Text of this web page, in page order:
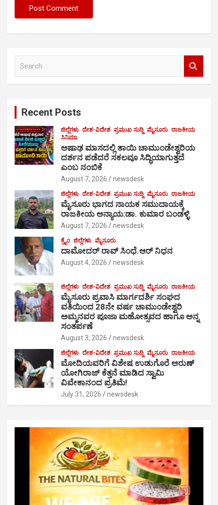
Recent Posts
ಜಿಲ್ಲೆಗಳು ದೇಶ-ವಿದೇಶ ಪ್ರಮುಖ ಸುದ್ದಿ ಮೈಸೂರು ರಾಜಕೀಯ
ಸಿನಿಮಾ
ಆಷಾಢ ಮಾಸದಲ್ಲಿ ತಾಯಿ ಚಾಮುಂಡೇಶ್ವರಿಯ
ದರ್ಶನ ಪಡೆದರೆ ಸಕಲವೂ ಸಿದ್ಧಿಯಾಗುತ್ತದೆ
ಎಂಬ ನಂಬಿಕೆ
August 7, 2026 newsdesk
ಜಿಲ್ಲೆಗಳು ದೇಶ-ವಿದೇಶ ಪ್ರಮುಖ ಸುದ್ದಿ ಮೈಸೂರು ರಾಜಕೀಯ
ಮೈಸೂರು ಭಾಗದ ನಾಯಕ ಸಮುದಾಯಕ್ಕೆ
ರಾಜಕೀಯ ಅನ್ಯಾಯ:ಡಾ. ಕುಮಾರ ಬಂಡಳ್ಳಿ
August 7, 2026 newsdesk
ಕ್ರೈಂ ಜಿಲ್ಲೆಗಳು ಮೈಸೂರು
ದಾಮೋದರ್ ರಾವ್ ಸಿಂಧೆ.ಆರ್ ನಿಧನ
August 4, 2026 newsdesk
ಜಿಲ್ಲೆಗಳು ದೇಶ-ವಿದೇಶ ಪ್ರಮುಖ ಸುದ್ದಿ ಮೈಸೂರು ರಾಜಕೀಯ
ಮೈಸೂರು ಪ್ರವಾಸಿ ಮಾರ್ಗದರ್ಶಿ ಸಂಘದ
ವತಿಯಿಂದ 28ನೇ ವರ್ಷ ಚಾಮುಂಡೇಶ್ವರಿ
ಅಮ್ಮನವರ ಪೂಜಾ ಮಹೋತ್ಸವದ ಹಾಗೂ ಅನ್ನ
ಸಂತರ್ಪಣೆ
August 3, 2026 newsdesk
ಜಿಲ್ಲೆಗಳು ದೇಶ-ವಿದೇಶ ಪ್ರಮುಖ ಸುದ್ದಿ ಮೈಸೂರು ರಾಜಕೀಯ
ಮೋದಿಯವರಿಗೆ ವಿಶೇಷ ಉಡುಗೊರೆ ಅರುಣ್
ಯೋಗಿರಾಜ್ ಕೆತ್ತನೆ ಮಾಡಿದ ಸ್ವಾಮಿ
ವಿವೇಕಾನಂದ ಪ್ರತಿಮೆ!
July 31, 2026 newsdesk